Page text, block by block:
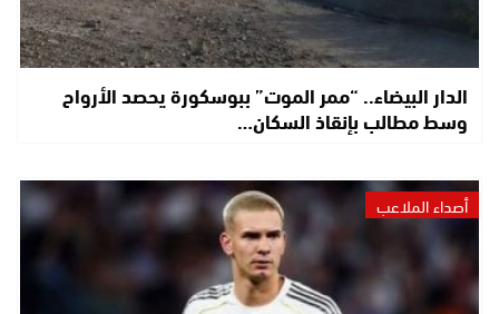
الدار البيضاء.. “ممر الموت” ببوسكورة يحصد الأرواح
وسط مطالب بإنقاذ السكان…
أصداء الملاعب